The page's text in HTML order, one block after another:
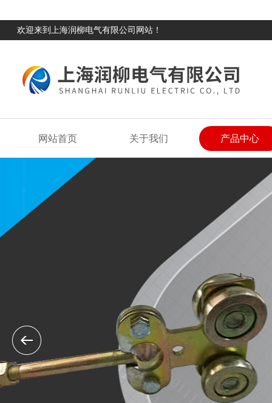
欢迎来到上海润柳电气有限公司网站！
网站首页 关于我们 产品中心